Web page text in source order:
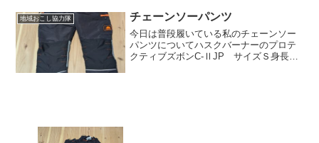
ート...
地域おこし協力隊 チェーンソーパンツ
今日は普段履いている私のチェーンソー
パンツについてハスクバーナーのプロテ
クティブズボンC-ⅡJP サイズＳ身長